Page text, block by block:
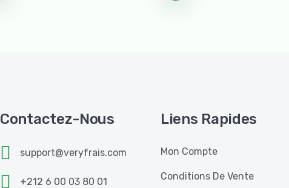
Contactez-Nous
support@veryfrais.com
+212 6 00 03 80 01
Liens Rapides
Mon Compte
Conditions De Vente